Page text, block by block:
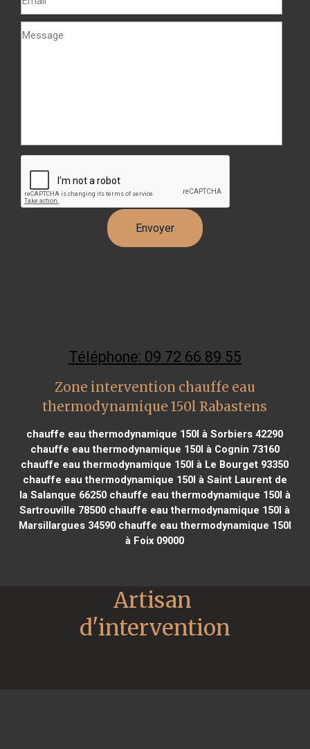
Téléphone: 09 72 66 89 55
Zone intervention chauffe eau
thermodynamique 150l Rabastens
chauffe eau thermodynamique 150l à Sorbiers 42290
chauffe eau thermodynamique 150l à Cognin 73160
chauffe eau thermodynamique 150l à Le Bourget 93350
chauffe eau thermodynamique 150l à Saint Laurent de
la Salanque 66250chauffe eau thermodynamique 150l à
Sartrouville 78500 chauffe eau thermodynamique 150l à
Marsillargues 34590chauffe eau thermodynamique 150l
à Foix 09000
Artisan
d'intervention